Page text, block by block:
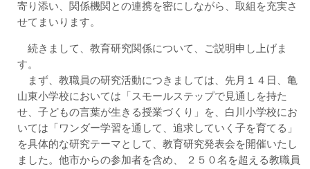
寄り添い、関係機関との連携を密にしながら、取組を充実さ
せてまいります。
続きまして、教育研究関係について、ご説明申し上げま
す。
まず、教職員の研究活動につきましては、先月１４日、亀
山東小学校においては「スモールステップで見通しを持た
せ、子どもの言葉が生きる授業づくり」を、白川小学校にお
いては「ワンダー学習を通して、追求していく子を育てる」
を具体的な研究テーマとして、教育研究発表会を開催いたし
ました。他市からの参加者を含め、 ２５０名を超える教職員